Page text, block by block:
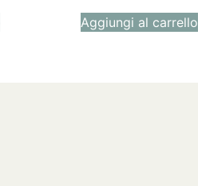
Aggiungi al carrello